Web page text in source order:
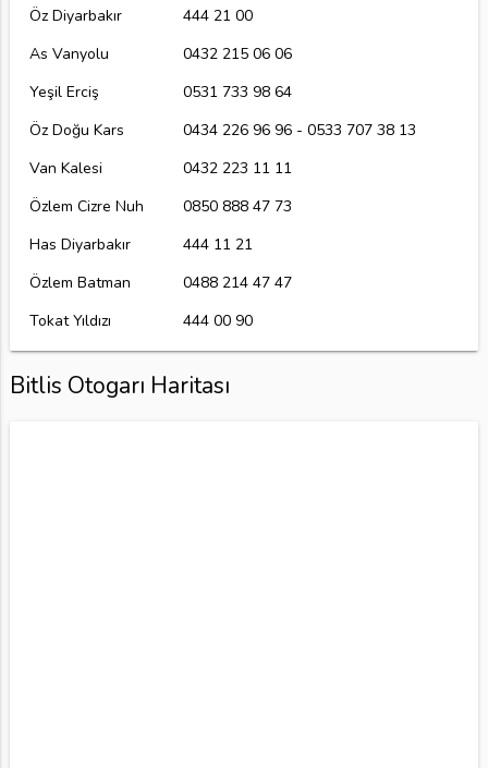
Öz Diyarbakır
444 21 00
As Vanyolu
0432 215 06 06
Yeşil Erciş
0531 733 98 64
Öz Doğu Kars
0434 226 96 96 - 0533 707 38 13
Van Kalesi
0432 223 11 11
Özlem Cizre Nuh
0850 888 47 73
Has Diyarbakır
444 11 21
Özlem Batman
0488 214 47 47
Tokat Yıldızı
444 00 90
Bitlis Otogarı Haritası